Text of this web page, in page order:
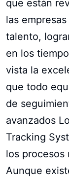
que están
las
talento,
en los
vista la
que todo
de
avanzados
Tracking
los procesos
Aunque